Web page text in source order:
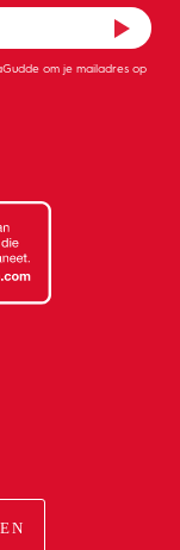
om je mailadres op
morgen.